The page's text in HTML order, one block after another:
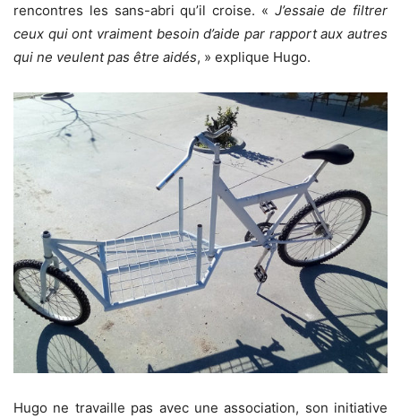
rencontres les sans-abri qu’il croise. « J’essaie de filtrer
ceux qui ont vraiment besoin d’aide par rapport aux autres
qui ne veulent pas être aidés, » explique Hugo.
Hugo ne travaille pas avec une association, son initiative